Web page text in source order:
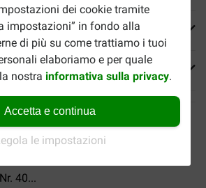
dei cookie tramite
impostazioni” in fondo alla
di più su come trattiamo i tuoi
elaboriamo e per quale
nostra informativa sulla privacy.
Accetta e continua
le impostazioni
40...